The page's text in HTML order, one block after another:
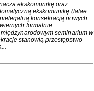
ekskomunikę oraz
ekskomunikę (latae
konsekracją nowych
formalnie
seminarium w
stanowią przestępstwo